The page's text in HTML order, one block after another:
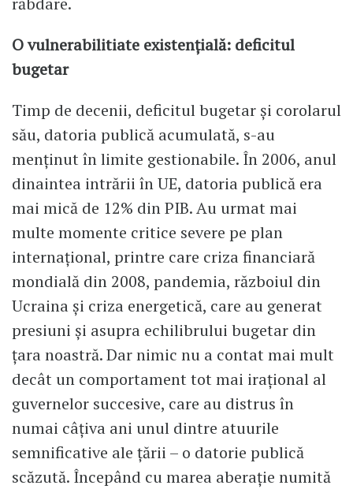
O vulnerabilitiate existenţială: deficitul
bugetar
Timp de decenii, deficitul bugetar și corolarul
său, datoria publică acumulată, s-au
menținut în limite gestionabile. În 2006, anul
dinaintea intrării în UE, datoria publică era
mai mică de 12% din PIB. Au urmat mai
multe momente critice severe pe plan
internațional, printre care criza financiară
mondială din 2008, pandemia, războiul din
Ucraina și criza energetică, care au generat
presiuni şi asupra echilibrului bugetar din
țara noastră. Dar nimic nu a contat mai mult
decât un comportament tot mai irațional al
guvernelor succesive, care au distrus în
numai câțiva ani unul dintre atuurile
semnificative ale țării – o datorie publică
scăzută. Începând cu marea aberație numită